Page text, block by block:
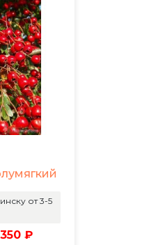
от 3-5
350 ₽